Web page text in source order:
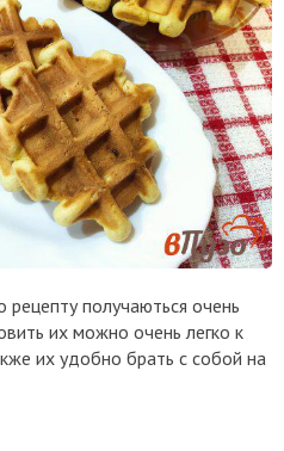
получаються очень
их можно очень легко к
их удобно брать с собой на